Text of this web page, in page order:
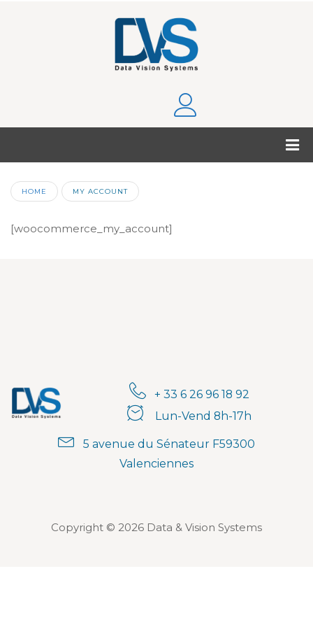
HOME MY ACCOUNT
[woocommerce_my_account]
+ 33 6 26 96 18 92
Lun-Vend 8h-17h
5 avenue du Sénateur F59300
Valenciennes
Copyright © 2026 Data & Vision Systems